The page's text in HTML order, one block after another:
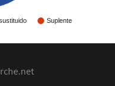
Suplente